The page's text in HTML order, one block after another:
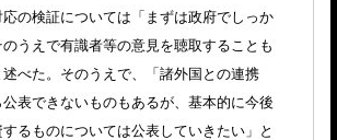
の検証については「まずは政府でしっか
うえで有識者等の意見を聴取することも
べた。そのうえで、「諸外国との連携
表できないものもあるが、基本的に今後
るものについては公表していきたい」と